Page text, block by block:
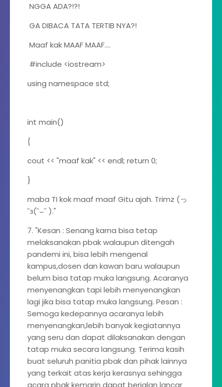
NGGA ADA?!?!
GA DIBACA TATA TERTIB NYA?!
Maaf kak MAAF MAAF....
#include <iostream>
using namespace std;
int main()
{
cout << "maaf kak" << endl; return 0;
}
maba TI kok maaf maaf Gitu ajah. Trimz (っ
˘з(˘⌣˘ )."
7. "Kesan : Senang karna bisa tetap
melaksanakan pbak walaupun ditengah
pandemi ini, bisa lebih mengenal
kampus,dosen dan kawan baru walaupun
belum bisa tatap muka langsung. Acaranya
menyenangkan tapi lebih menyenangkan
lagi jika bisa tatap muka langsung. Pesan :
Semoga kedepannya acaranya lebih
menyenangkan,lebih banyak kegiatannya
yang seru dan dapat dilaksanakan dengan
tatap muka secara langsung. Terima kasih
buat seluruh panitia pbak dan pihak lainnya
yang terkait atas kerja kerasnya sehingga
acara pbak kemarin dapat berjalan lancar